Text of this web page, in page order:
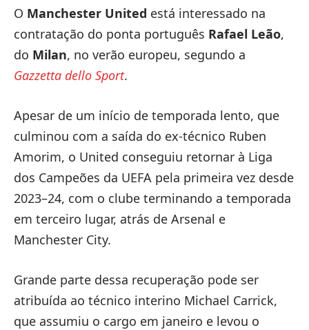
O Manchester United está interessado na
contratação do ponta português Rafael Leão,
do Milan, no verão europeu, segundo a
Gazzetta dello Sport.
Apesar de um início de temporada lento, que
culminou com a saída do ex-técnico Ruben
Amorim, o United conseguiu retornar à Liga
dos Campeões da UEFA pela primeira vez desde
2023–24, com o clube terminando a temporada
em terceiro lugar, atrás de Arsenal e
Manchester City.
Grande parte dessa recuperação pode ser
atribuída ao técnico interino Michael Carrick,
que assumiu o cargo em janeiro e levou o